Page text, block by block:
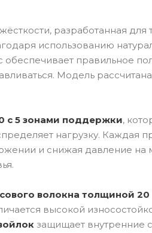
разработанная для
использованию
правильное
Модель рассчитана
с 5 зонами поддержки,
нагрузку. Каждая
и снижая давление
волокна толщиной
высокой
защищает внутренние